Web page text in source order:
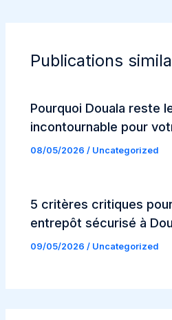
Publications
Pourquoi Douala reste
incontournable pour
08/05/2026/ Uncategorized
5 critères critiques
entrepôt sécurisé à
09/05/2026/ Uncategorized